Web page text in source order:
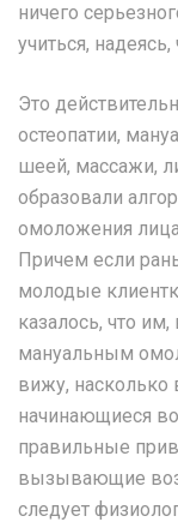
ничего
учиться, надеясь,
Это
остеопатии,
шеей, массажи,
образовали
омоложения
Причем если
молодые
казалось, что
мануальным
вижу, насколько
начинающиеся
правильные
вызывающие
следует